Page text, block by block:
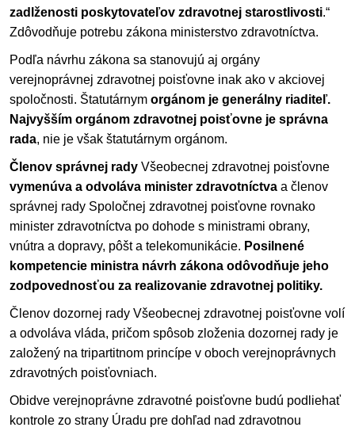
zadlženosti poskytovateľov zdravotnej starostlivosti.“
Zdôvodňuje potrebu zákona ministerstvo zdravotníctva.
Podľa návrhu zákona sa stanovujú aj orgány
verejnoprávnej zdravotnej poisťovne inak ako v akciovej
spoločnosti. Štatutárnym orgánom je generálny riaditeľ.
Najvyšším orgánom zdravotnej poisťovne je správna
rada, nie je však štatutárnym orgánom.
Členov správnej rady Všeobecnej zdravotnej poisťovne
vymenúva a odvoláva minister zdravotníctva a členov
správnej rady Spoločnej zdravotnej poisťovne rovnako
minister zdravotníctva po dohode s ministrami obrany,
vnútra a dopravy, pôšt a telekomunikácie. Posilnené
kompetencie ministra návrh zákona odôvodňuje jeho
zodpovednosťou za realizovanie zdravotnej politiky.
Členov dozornej rady Všeobecnej zdravotnej poisťovne volí
a odvoláva vláda, pričom spôsob zloženia dozornej rady je
založený na tripartitnom princípe v oboch verejnoprávnych
zdravotných poisťovniach.
Obidve verejnoprávne zdravotné poisťovne budú podliehať
kontrole zo strany Úradu pre dohľad nad zdravotnou